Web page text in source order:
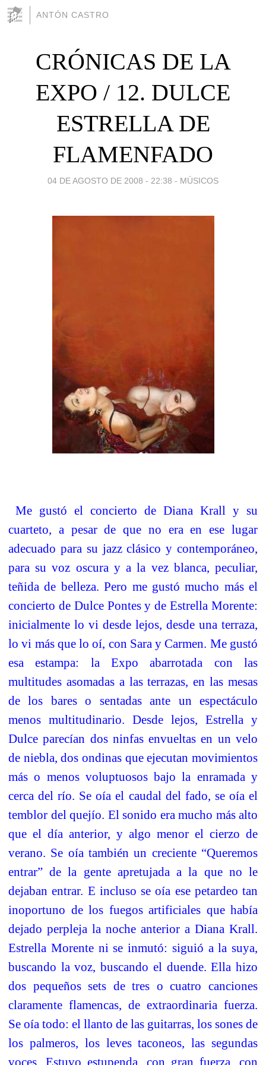
ANTÓN CASTRO
CRÓNICAS DE LA
EXPO / 12. DULCE
ESTRELLA DE
FLAMENFADO
04 DE AGOSTO DE 2008 - 22:38 - MÚSICOS
Me gustó el concierto de Diana Krall y su
cuarteto, a pesar de que no era en ese lugar
adecuado para su jazz clásico y contemporáneo,
para su voz oscura y a la vez blanca, peculiar,
teñida de belleza. Pero me gustó mucho más el
concierto de Dulce Pontes y de Estrella Morente:
inicialmente lo vi desde lejos, desde una terraza,
lo vi más que lo oí, con Sara y Carmen. Me gustó
esa estampa: la Expo abarrotada con las
multitudes asomadas a las terrazas, en las mesas
de los bares o sentadas ante un espectáculo
menos multitudinario. Desde lejos, Estrella y
Dulce parecían dos ninfas envueltas en un velo
de niebla, dos ondinas que ejecutan movimientos
más o menos voluptuosos bajo la enramada y
cerca del río. Se oía el caudal del fado, se oía el
temblor del quejío. El sonido era mucho más alto
que el día anterior, y algo menor el cierzo de
verano. Se oía también un creciente “Queremos
entrar” de la gente apretujada a la que no le
dejaban entrar. E incluso se oía ese petardeo tan
inoportuno de los fuegos artificiales que había
dejado perpleja la noche anterior a Diana Krall.
Estrella Morente ni se inmutó: siguió a la suya,
buscando la voz, buscando el duende. Ella hizo
dos pequeños sets de tres o cuatro canciones
claramente flamencas, de extraordinaria fuerza.
Se oía todo: el llanto de las guitarras, los sones de
los palmeros, los leves taconeos, las segundas
voces. Estuvo estupenda, con gran fuerza, con